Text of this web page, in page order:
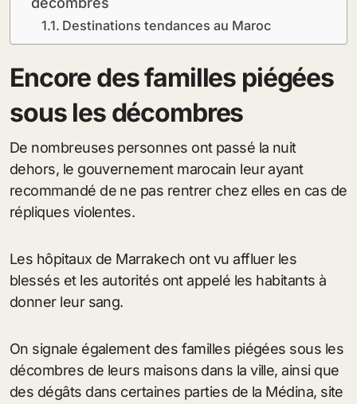
Destinations tendances au Maroc
Encore des familles piégées
sous les décombres
De nombreuses personnes ont passé la nuit
dehors, le gouvernement marocain leur ayant
recommandé de ne pas rentrer chez elles en cas de
répliques violentes.
Les hôpitaux de Marrakech ont vu affluer les
blessés et les autorités ont appelé les habitants à
donner leur sang.
On signale également des familles piégées sous les
décombres de leurs maisons dans la ville, ainsi que
des dégâts dans certaines parties de la Médina, site